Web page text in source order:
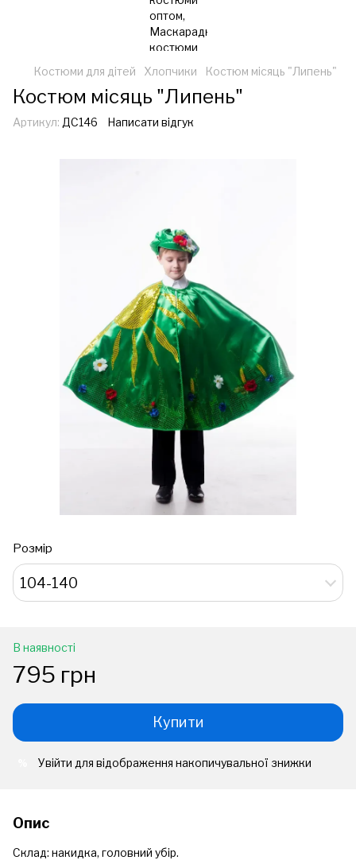
Костюми для дітей Хлопчики Костюм місяць "Липень"
Костюм місяць "Липень"
Артикул: ДС146 Написати відгук
Розмір
104-140
В наявності
795 грн
Купити
Увійти для відображення накопичувальної знижки
Опис
Склад: накидка, головний убір.